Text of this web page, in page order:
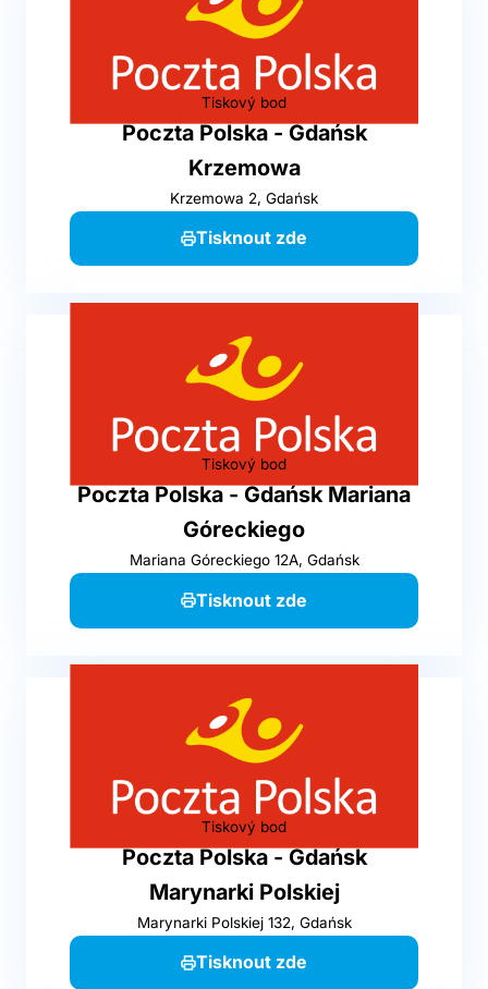
Tiskový bod
Poczta Polska - Gdańsk
Krzemowa
Krzemowa 2, Gdańsk
Tisknout zde
Tiskový bod
Poczta Polska - Gdańsk Mariana
Góreckiego
Mariana Góreckiego 12A, Gdańsk
Tisknout zde
Tiskový bod
Poczta Polska - Gdańsk
Marynarki Polskiej
Marynarki Polskiej 132, Gdańsk
Tisknout zde